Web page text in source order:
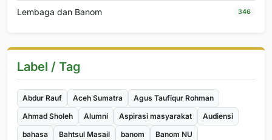
Lembaga dan Banom 346
Label / Tag
Abdur Rauf Aceh Sumatra
Agus Taufiqur Rohman
Ahmad Sholeh
Alumni Aspirasi masyarakat
Audiensi
bahasa
Bahtsul Masail banom
Banom NU